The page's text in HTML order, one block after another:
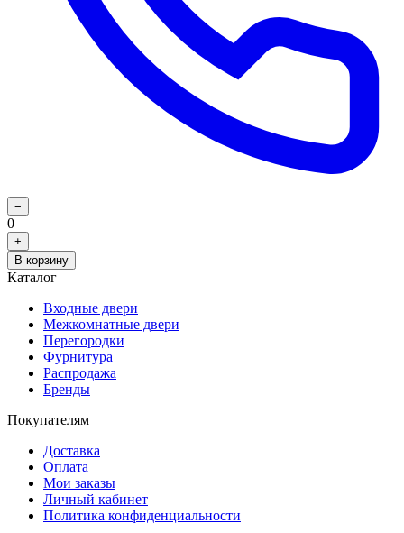
−
0
+
В корзину
Каталог
Входные двери
Межкомнатные двери
Перегородки
Фурнитура
Распродажа
Бренды
Покупателям
Доставка
Оплата
Мои заказы
Личный кабинет
Политика конфиденциальности